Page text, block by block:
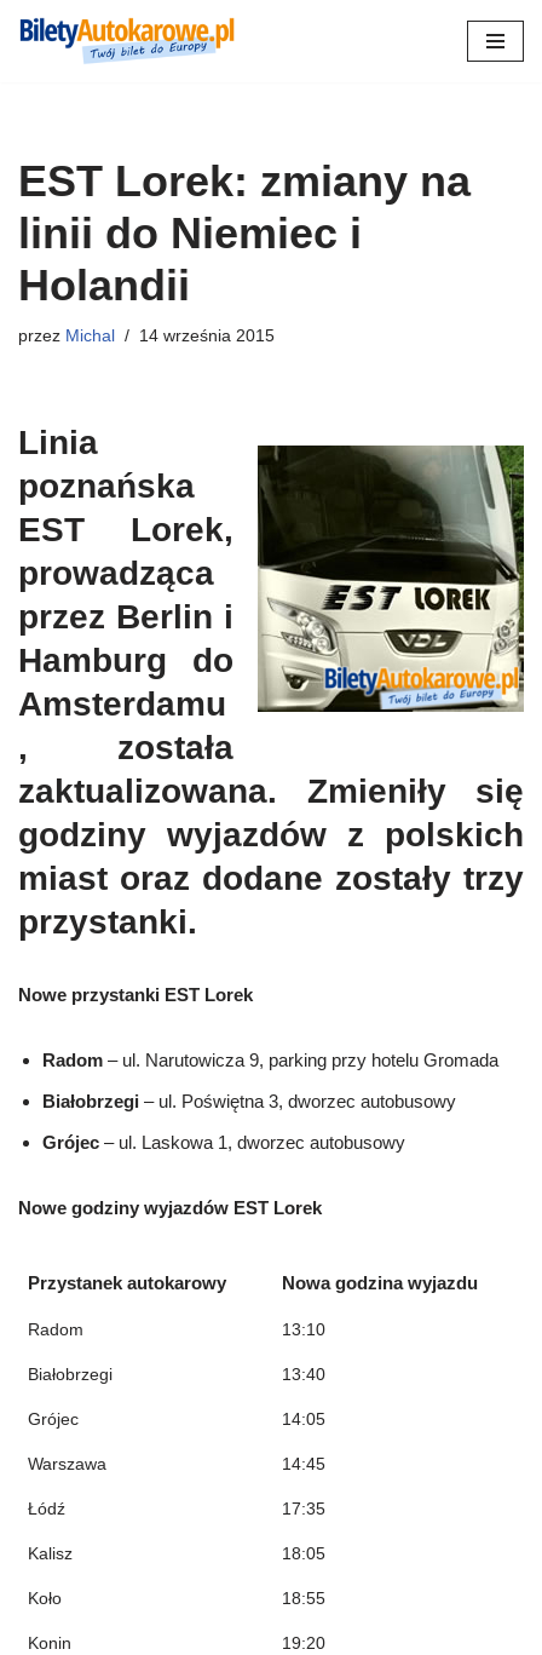
EST Lorek: zmiany na
linii do Niemiec i
Holandii
przez Michal 14 września 2015
Linia
poznańska
EST Lorek,
prowadząca
przez Berlin i
Hamburg do
Amsterdamu
, została
zaktualizowana. Zmieniły się
godziny wyjazdów z polskich
miast oraz dodane zostały trzy
przystanki.
Nowe przystanki EST Lorek
Radom – ul. Narutowicza 9, parking przy hotelu Gromada
Białobrzegi – ul. Poświętna 3, dworzec autobusowy
Grójec – ul. Laskowa 1, dworzec autobusowy
Nowe godziny wyjazdów EST Lorek
Przystanek autokarowy Nowa godzina wyjazdu
Radom 13:10
Białobrzegi 13:40
Grójec 14:05
Warszawa 14:45
Łódź 17:35
Kalisz 18:05
Koło 18:55
Konin 19:20